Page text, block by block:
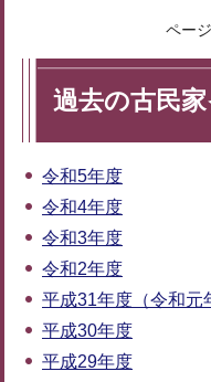
ペー
過去の古民
令和5年度
令和4年度
令和3年度
令和2年度
平成31年度（令和元
平成30年度
平成29年度